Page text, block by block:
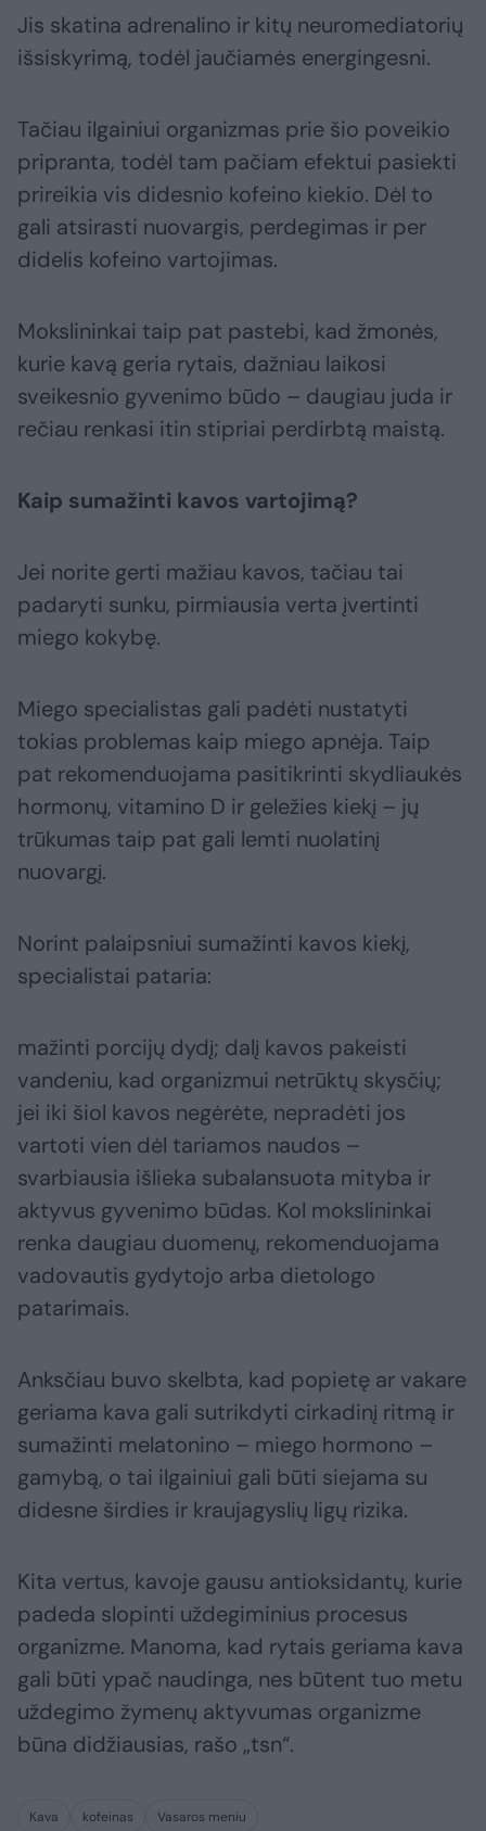
Jis skatina adrenalino ir kitų neuromediatorių
išsiskyrimą, todėl jaučiamės energingesni.
Tačiau ilgainiui organizmas prie šio poveikio
pripranta, todėl tam pačiam efektui pasiekti
prireikia vis didesnio kofeino kiekio. Dėl to
gali atsirasti nuovargis, perdegimas ir per
didelis kofeino vartojimas.
Mokslininkai taip pat pastebi, kad žmonės,
kurie kavą geria rytais, dažniau laikosi
sveikesnio gyvenimo būdo – daugiau juda ir
rečiau renkasi itin stipriai perdirbtą maistą.
Kaip sumažinti kavos vartojimą?
Jei norite gerti mažiau kavos, tačiau tai
padaryti sunku, pirmiausia verta įvertinti
miego kokybę.
Miego specialistas gali padėti nustatyti
tokias problemas kaip miego apnėja. Taip
pat rekomenduojama pasitikrinti skydliaukės
hormonų, vitamino D ir geležies kiekį – jų
trūkumas taip pat gali lemti nuolatinį
nuovargį.
Norint palaipsniui sumažinti kavos kiekį,
specialistai pataria:
mažinti porcijų dydį; dalį kavos pakeisti
vandeniu, kad organizmui netrūktų skysčių;
jei iki šiol kavos negėrėte, nepradėti jos
vartoti vien dėl tariamos naudos –
svarbiausia išlieka subalansuota mityba ir
aktyvus gyvenimo būdas. Kol mokslininkai
renka daugiau duomenų, rekomenduojama
vadovautis gydytojo arba dietologo
patarimais.
Anksčiau buvo skelbta, kad popietę ar vakare
geriama kava gali sutrikdyti cirkadinį ritmą ir
sumažinti melatonino – miego hormono –
gamybą, o tai ilgainiui gali būti siejama su
didesne širdies ir kraujagyslių ligų rizika.
Kita vertus, kavoje gausu antioksidantų, kurie
padeda slopinti uždegiminius procesus
organizme. Manoma, kad rytais geriama kava
gali būti ypač naudinga, nes būtent tuo metu
uždegimo žymenų aktyvumas organizme
būna didžiausias, rašo „tsn“.
Kava kofeinas Vasaros meniu